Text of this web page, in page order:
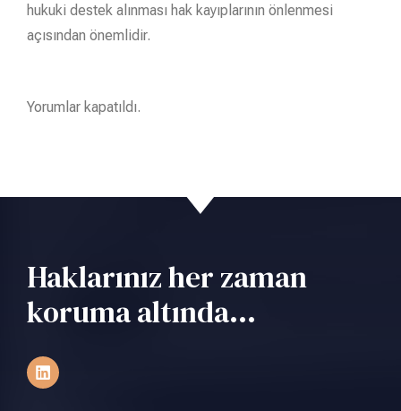
hukuki destek alınması hak kayıplarının önlenmesi
açısından önemlidir.
Yorumlar kapatıldı.
Haklarınız her zaman
koruma altında...